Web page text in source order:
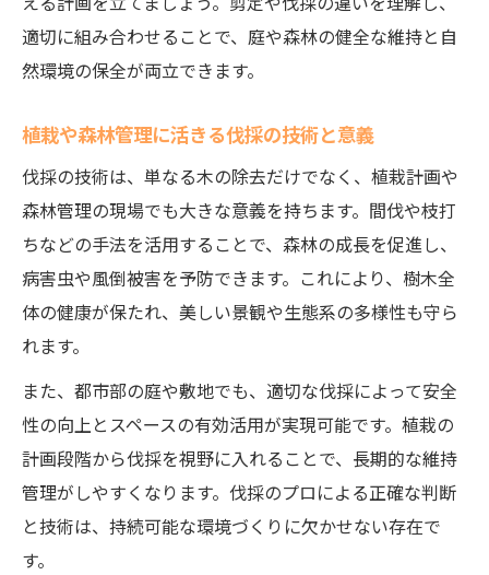
適切に組み合わせることで、庭や森林の健全な維持と自
然環境の保全が両立できます。
植栽や森林管理に活きる伐採の技術と意義
伐採の技術は、単なる木の除去だけでなく、植栽計画や
森林管理の現場でも大きな意義を持ちます。間伐や枝打
ちなどの手法を活用することで、森林の成長を促進し、
病害虫や風倒被害を予防できます。これにより、樹木全
体の健康が保たれ、美しい景観や生態系の多様性も守ら
れます。
また、都市部の庭や敷地でも、適切な伐採によって安全
性の向上とスペースの有効活用が実現可能です。植栽の
計画段階から伐採を視野に入れることで、長期的な維持
管理がしやすくなります。伐採のプロによる正確な判断
と技術は、持続可能な環境づくりに欠かせない存在で
す。